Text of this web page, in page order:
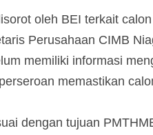
oleh BEI terkait
Perusahaan CIMB
memiliki informasi
memastikan
dengan tujuan